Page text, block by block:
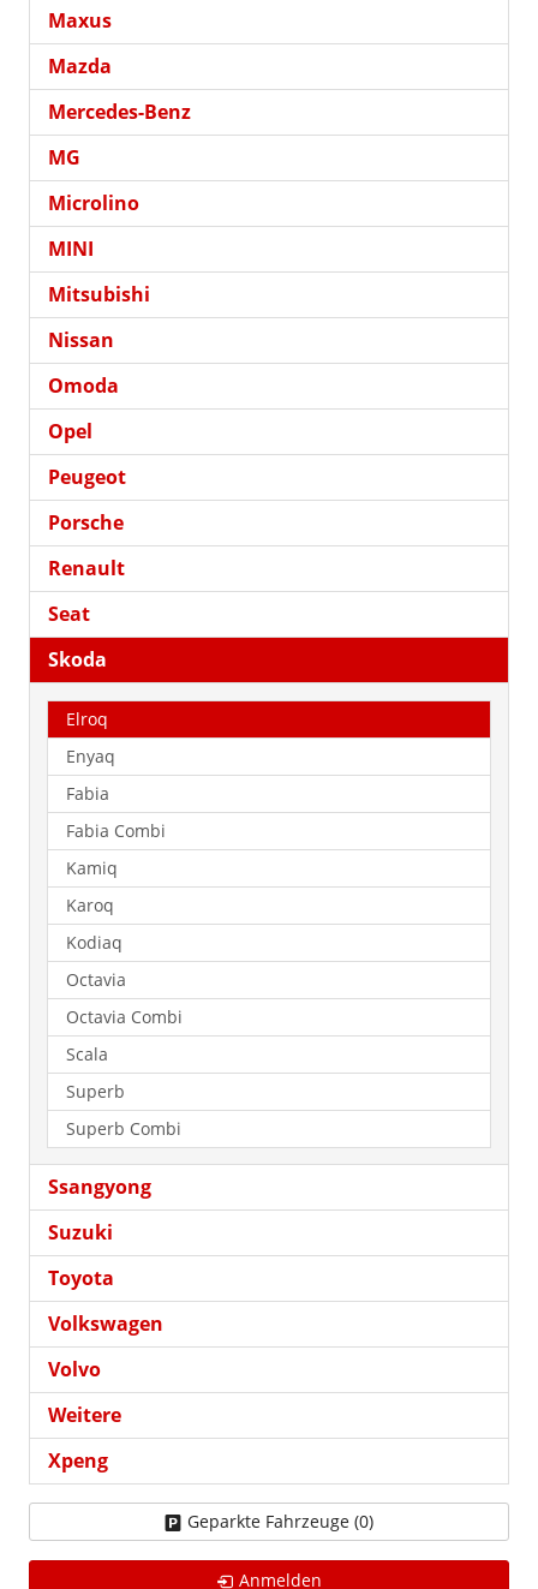
Maxus
Mazda
Mercedes-Benz
MG
Microlino
MINI
Mitsubishi
Nissan
Omoda
Opel
Peugeot
Porsche
Renault
Seat
Skoda
Elroq
Enyaq
Fabia
Fabia Combi
Kamiq
Karoq
Kodiaq
Octavia
Octavia Combi
Scala
Superb
Superb Combi
Ssangyong
Suzuki
Toyota
Volkswagen
Volvo
Weitere
Xpeng
Geparkte Fahrzeuge (0)
Anmelden